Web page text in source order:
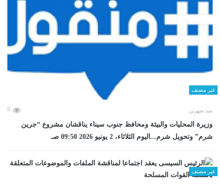
غير مصنف
منذ شهرين 0
وزيرة المحليات والبيئة ومحافظ جنوب سيناء يناقشان مشروع “جرين
شرم” وتحويل شرم...اليوم الثلاثاء، 2 يونيو 2026 09:50 صـ
غير مصنف